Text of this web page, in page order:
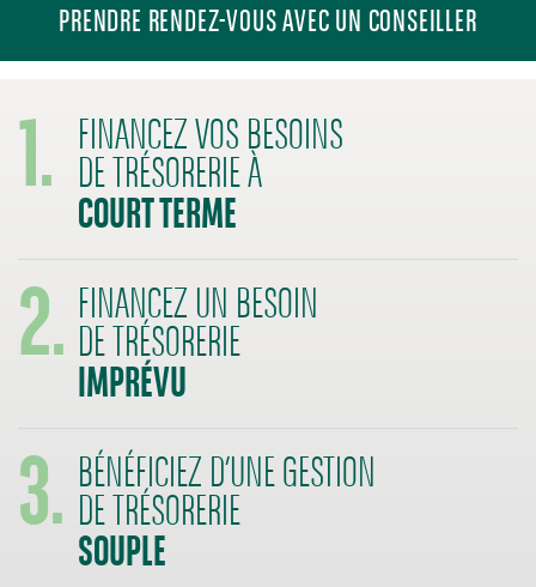
PRENDRE RENDEZ-VOUS AVEC UN CONSEILLER
1. FINANCEZ VOS BESOINS
DE TRÉSORERIE À
COURT TERME
2. FINANCEZ UN BESOIN
DE TRÉSORERIE
IMPRÉVU
3. BÉNÉFICIEZ D’UNE GESTION
DE TRÉSORERIE
SOUPLE